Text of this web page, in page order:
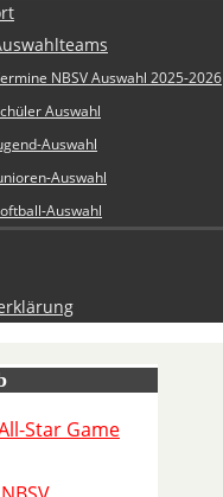
NBSV Auswahl 2025-2026
Auswahl
Auswahl
Auswahl
Auswahl
Spiel
Details
Star Game